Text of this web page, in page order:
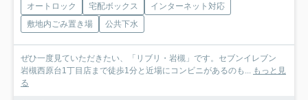
オートロック 宅配ボックス
インターネット対応
敷地内ごみ置き場
公共下水
ぜひ一度見ていただきたい、「リブリ・岩槻」です。セブンイレブン
岩槻西原台1丁目店まで徒歩1分と近場にコンビニがあるのも... もっと見
る